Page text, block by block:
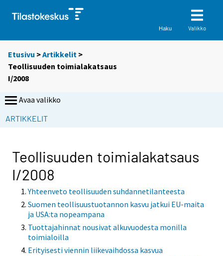
Haku Valikko
Etusivu >Artikkelit >
Teollisuuden toimialakatsaus
I/2008
Avaa valikko
ARTIKKELIT
Teollisuuden toimialakatsaus
I/2008
Yhteenveto teollisuuden suhdannetilanteesta
Suomen teollisuustuotannon kasvu jatkui EU-maita
ja USA:ta nopeampana
Tuottajahinnat nousivat alkuvuodesta monilla
toimialoilla
Erityisesti viennin liikevaihdossa kasvua